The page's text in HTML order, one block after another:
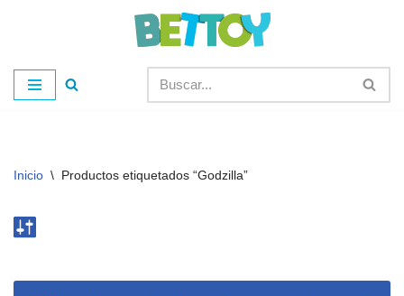
al
contenido
Inicio \ Productos etiquetados “Godzilla”